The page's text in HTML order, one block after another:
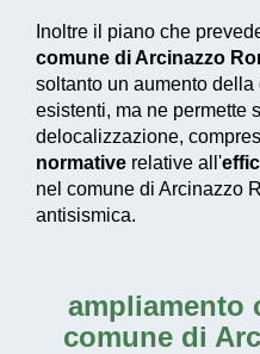
Inoltre il piano che
comune di Arcinazzo
soltanto un aumento
esistenti, ma ne permette
delocalizzazione,
normative relative all'
nel comune di Arcinazzo
antisismica.
ampliamento
comune di